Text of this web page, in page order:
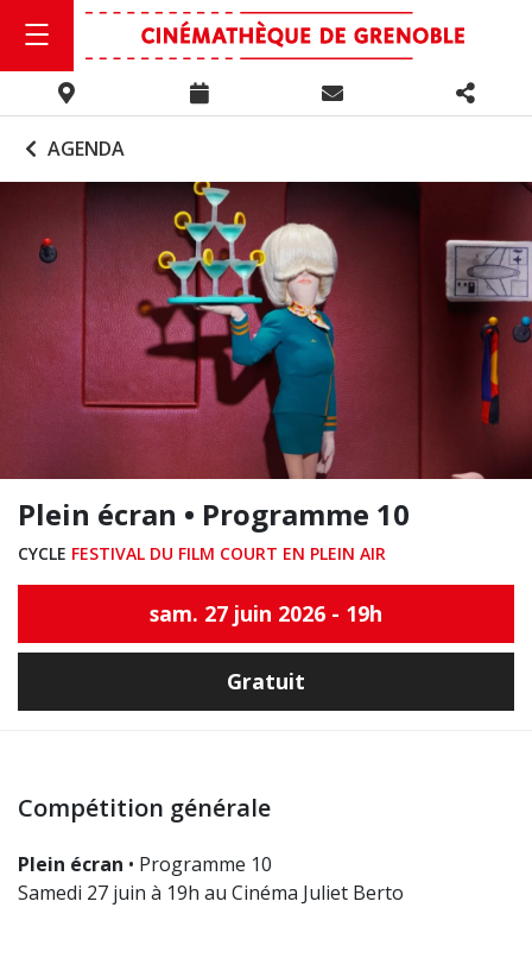
AGENDA
Plein écran • Programme 10
CYCLE FESTIVAL DU FILM COURT EN PLEIN AIR
sam. 27 juin 2026 - 19h
Gratuit
Compétition générale
Plein écran • Programme 10
Samedi 27 juin à 19h au Cinéma Juliet Berto